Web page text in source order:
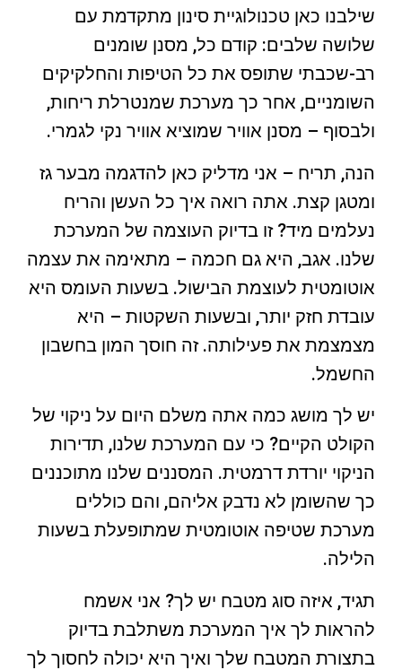
שילבנו כאן טכנולוגיית סינון מתקדמת עם
שלושה שלבים: קודם כל, מסנן שומנים
רב-שכבתי שתופס את כל הטיפות והחלקיקים
השומניים, אחר כך מערכת שמנטרלת ריחות,
ולבסוף – מסנן אוויר שמוציא אוויר נקי לגמרי.
הנה, תריח – אני מדליק כאן להדגמה מבער גז
ומטגן קצת. אתה רואה איך כל העשן והריח
נעלמים מיד? זו בדיוק העוצמה של המערכת
שלנו. אגב, היא גם חכמה – מתאימה את עצמה
אוטומטית לעוצמת הבישול. בשעות העומס היא
עובדת חזק יותר, ובשעות השקטות – היא
מצמצמת את פעילותה. זה חוסך המון בחשבון
החשמל.
יש לך מושג כמה אתה משלם היום על ניקוי של
הקולט הקיים? כי עם המערכת שלנו, תדירות
הניקוי יורדת דרמטית. המסננים שלנו מתוכננים
כך שהשומן לא נדבק אליהם, והם כוללים
מערכת שטיפה אוטומטית שמתופעלת בשעות
הלילה.
תגיד, איזה סוג מטבח יש לך? אני אשמח
להראות לך איך המערכת משתלבת בדיוק
בתצורת המטבח שלך ואיך היא יכולה לחסוך לך